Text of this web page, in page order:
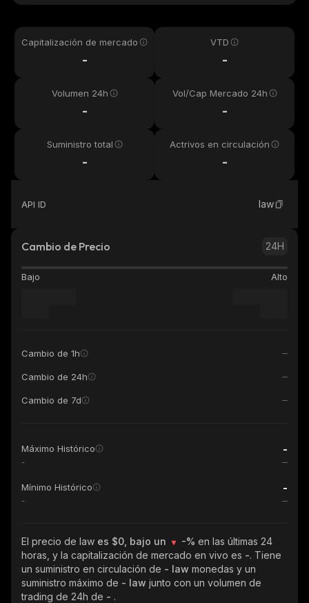
Capitalización de mercado
-
VTD
-
Volumen 24h
-
Vol/Cap Mercado 24h
-
Suministro total
-
Actrivos en circulación
-
API ID law
Cambio de Precio 24H
Bajo Alto
Cambio de 1h
Cambio de 24h
Cambio de 7d
Máximo Histórico -
-
Mínimo Histórico -
-
El precio de law es $0, bajo un -% en las últimas 24
horas, y la capitalización de mercado en vivo es -. Tiene
un suministro en circulación de - law monedas y un
suministro máximo de - law junto con un volumen de
trading de 24h de - .